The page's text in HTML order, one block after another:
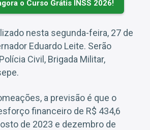
o Curso Grátis INSS 2026!
nesta segunda-feira, 27 de
Eduardo Leite. Serão
Civil, Brigada Militar,
a previsão é que o
financeiro de R$ 434,6
de 2023 e dezembro de